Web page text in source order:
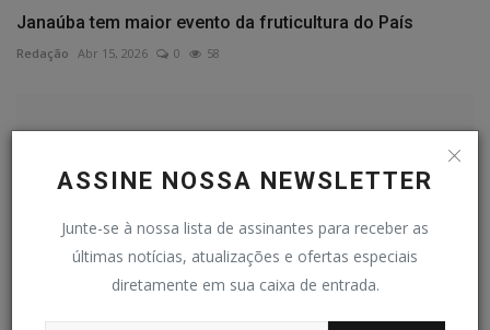
ASSINE NOSSA NEWSLETTER
Junte-se à nossa lista de assinantes para receber as
últimas notícias, atualizações e ofertas especiais
diretamente em sua caixa de entrada.
Janaúba tem maior evento da fruticultura do País
Redação Abr 15, 2026 0 58